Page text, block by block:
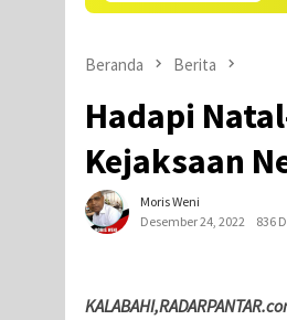
Beranda Berita
Hadapi
Kejaksaan
Moris Weni
Desember 24, 2022
836